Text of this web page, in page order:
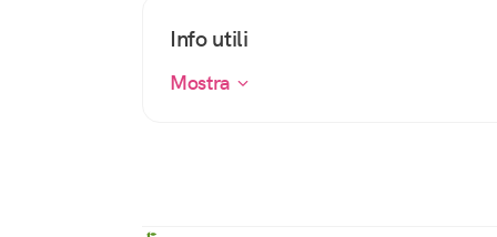
Info utili
Mostra